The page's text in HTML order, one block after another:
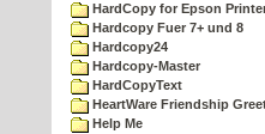
HardCopy for Epson
Hardcopy Fuer 7+ und 8
Hardcopy24
Hardcopy-Master
HardCopyText
HeartWare Friendship
Help Me